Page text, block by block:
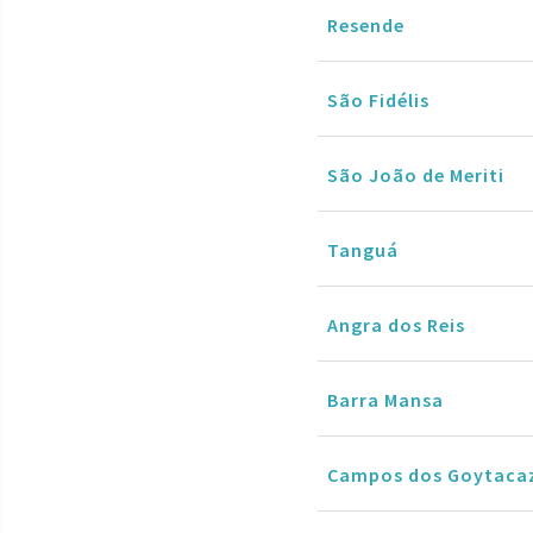
Resende
São Fidélis
São João de Meriti
Tanguá
Angra dos Reis
Barra Mansa
Campos dos